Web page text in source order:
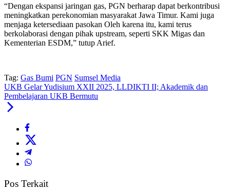
“Dengan ekspansi jaringan gas, PGN berharap dapat berkontribusi
meningkatkan perekonomian masyarakat Jawa Timur. Kami juga
menjaga ketersediaan pasokan Oleh karena itu, kami terus
berkolaborasi dengan pihak upstream, seperti SKK Migas dan
Kementerian ESDM,” tutup Arief.
Tag: Gas Bumi PGN Sumsel Media
UKB Gelar Yudisium XXII 2025, LLDIKTI II; Akademik dan
Pembelajaran UKB Bermutu
Pos Terkait